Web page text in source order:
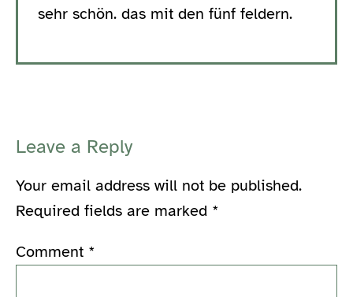
sehr schön. das mit den fünf feldern.
Leave a Reply
Your email address will not be published.
Required fields are marked *
Comment *